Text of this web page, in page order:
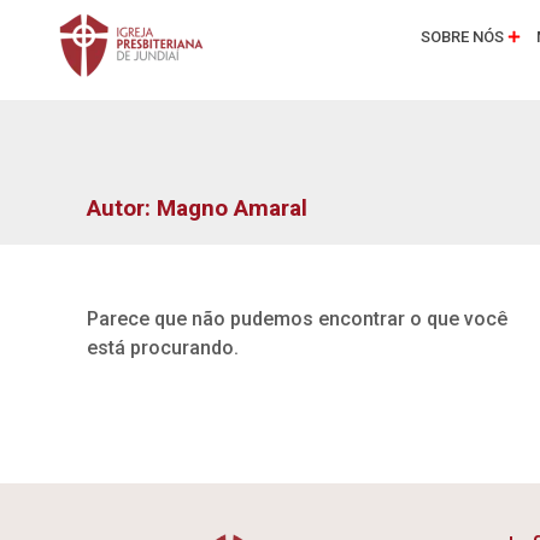
SOBRE NÓS
Autor: Magno Amaral
Parece que não pudemos encontrar o que você
está procurando.